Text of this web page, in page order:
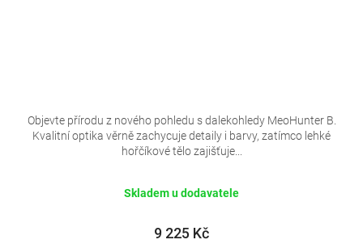
Skladem u dodavatele
9 225 Kč
Objevte přírodu z nového pohledu s dalekohledy MeoHunter B.
Kvalitní optika věrně zachycuje detaily i barvy, zatímco lehké
hořčíkové tělo zajišťuje...